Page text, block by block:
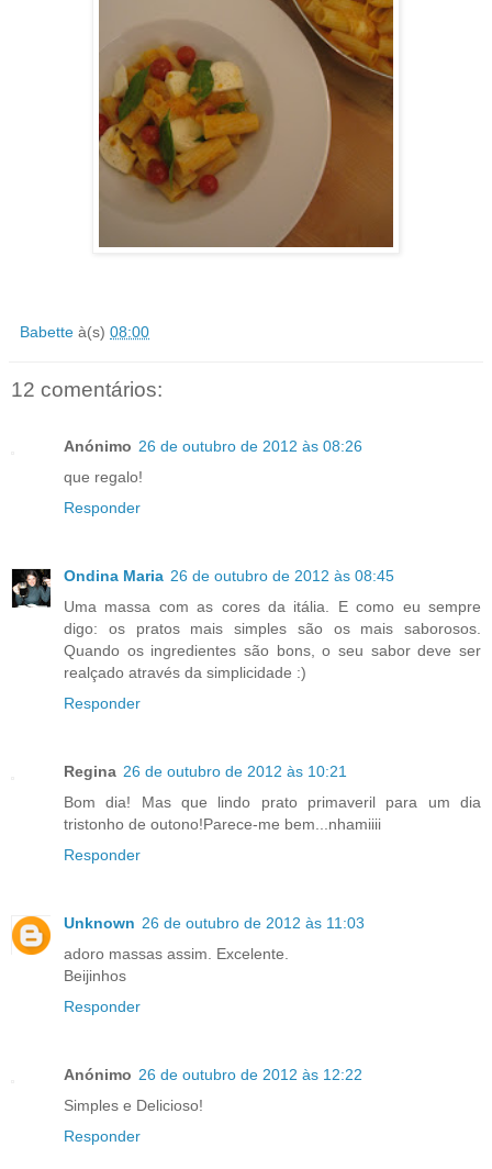
Babette à(s) 08:00
12 comentários:
Anónimo 26 de outubro de 2012 às 08:26
que regalo!
Responder
Ondina Maria 26 de outubro de 2012 às 08:45
Uma massa com as cores da itália. E como eu sempre
digo: os pratos mais simples são os mais saborosos.
Quando os ingredientes são bons, o seu sabor deve ser
realçado através da simplicidade :)
Responder
Regina 26 de outubro de 2012 às 10:21
Bom dia! Mas que lindo prato primaveril para um dia
tristonho de outono!Parece-me bem...nhamiiii
Responder
Unknown 26 de outubro de 2012 às 11:03
adoro massas assim. Excelente.
Beijinhos
Responder
Anónimo 26 de outubro de 2012 às 12:22
Simples e Delicioso!
Responder